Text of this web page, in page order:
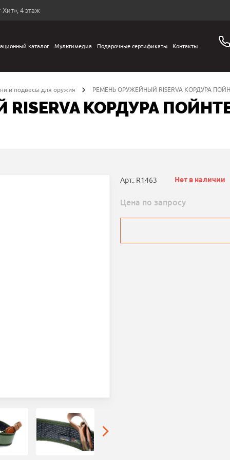
4 этаж
каталог Мультимедиа Подарочные сертификаты Контакты
и подвесы для оружия РЕМЕНЬ ОРУЖЕЙНЫЙ RISERVA КОРДУРА
КОРДУРА
Арт.: R1463 Нет в наличии
Цена по запросу